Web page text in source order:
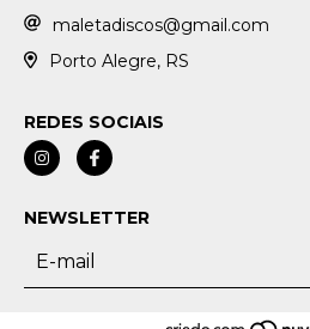
maletadiscos@gmail.com
Porto Alegre, RS
REDES SOCIAIS
NEWSLETTER